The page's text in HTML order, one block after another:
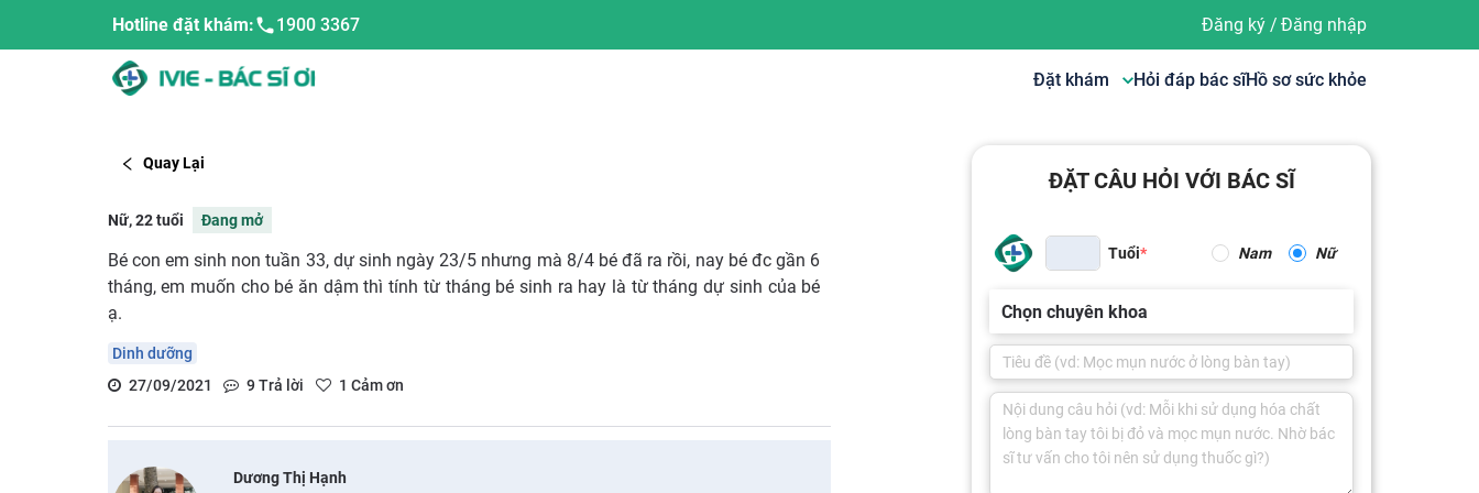
Hotline đặt khám: 1900 3367 Đăng ký/ Đăng nhập
Đặt khám Hỏi đáp bác sĩHồ sơ sức khỏe
Quay Lại
Nữ, 22 tuổi Đang mở
Bé con em sinh non tuần 33, dự sinh ngày 23/5 nhưng mà 8/4 bé đã ra rồi, nay bé đc gần 6
tháng, em muốn cho bé ăn dậm thì tính từ tháng bé sinh ra hay là từ tháng dự sinh của bé
ạ.
Dinh dưỡng
27/09/2021
9Trả lời 1 Cảm ơn
Dương Thị Hạnh
ĐẶT CÂU HỎI VỚI BÁC SĨ
Tuổi Nam Nữ
Chọn chuyên khoa